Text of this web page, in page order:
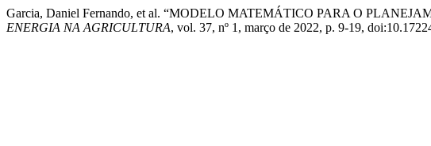
Garcia, Daniel Fernando, et al. “MODELO MATEMÁTICO PARA O
ENERGIA NA AGRICULTURA, vol. 37, nº 1, março de 2022, p. 9-19,